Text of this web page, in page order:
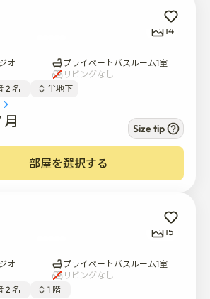
🔐
クッション、スタイリング小物な
フォトステージング専用で、付属し
願いします
ています。
お願いします。
14
オ
プライベートバスルーム1室
リビングなし
2 名 半地下
月 Size tip
部屋を選択する
15
オ
プライベートバスルーム1室
リビングなし
2 名 1 階